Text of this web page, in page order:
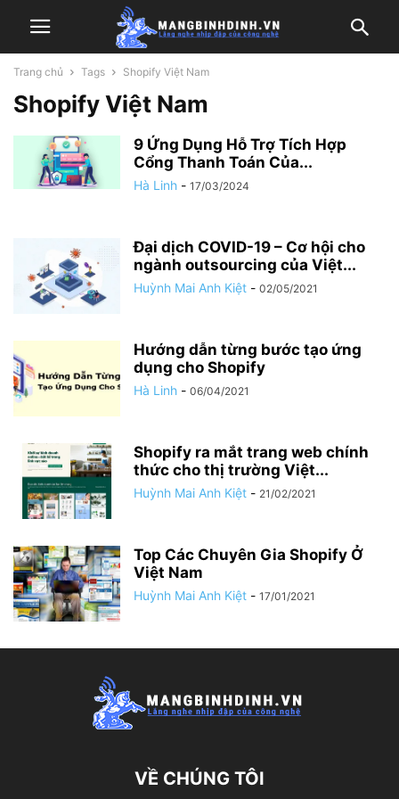
Trang chủ Tags Shopify Việt Nam
Shopify Việt Nam
9 Ứng Dụng Hỗ Trợ Tích Hợp
Cổng Thanh Toán Của...
Hà Linh - 17/03/2024
Đại dịch COVID-19 – Cơ hội cho
ngành outsourcing của Việt...
Huỳnh Mai Anh Kiệt - 02/05/2021
Hướng dẫn từng bước tạo ứng
dụng cho Shopify
Hà Linh - 06/04/2021
Shopify ra mắt trang web chính
thức cho thị trường Việt...
Huỳnh Mai Anh Kiệt - 21/02/2021
Top Các Chuyên Gia Shopify Ở
Việt Nam
Huỳnh Mai Anh Kiệt - 17/01/2021
VỀ CHÚNG TÔI